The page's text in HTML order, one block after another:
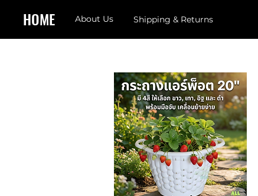
HOME About Us Shipping & Returns